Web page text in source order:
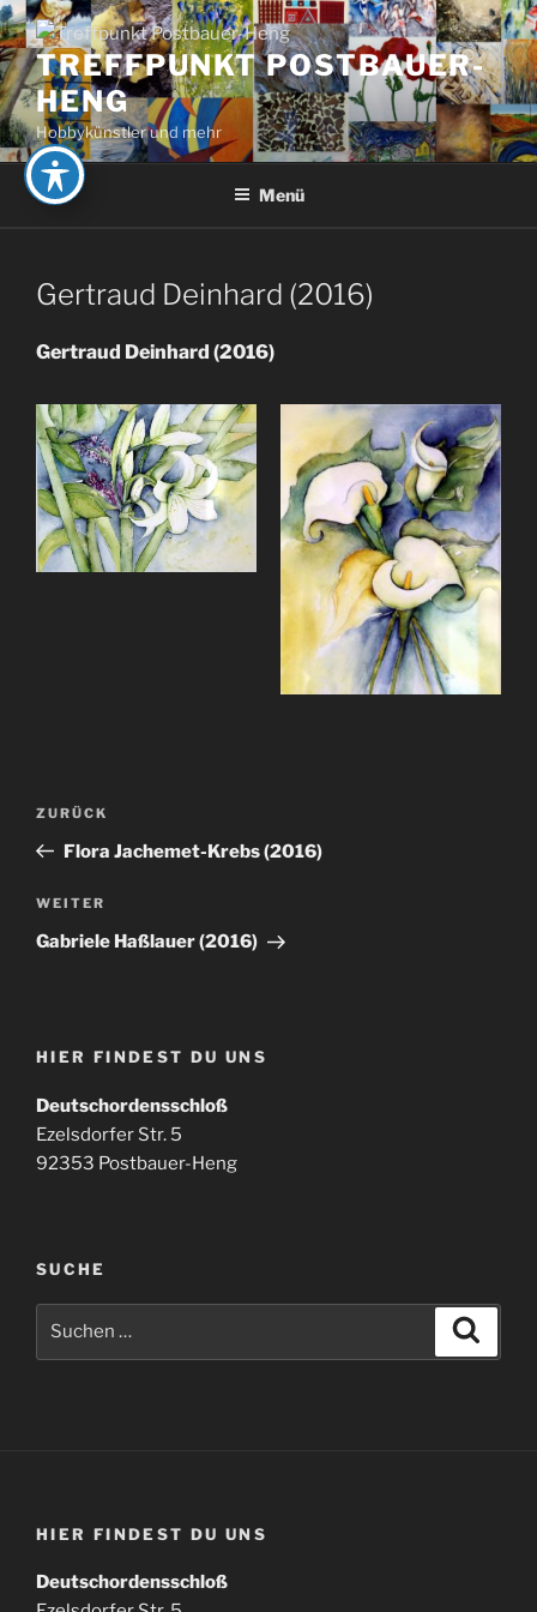
Zum
Inhalt
springenTREFFPUNKT POSTBAUER-
HENG
Hobbykünstler und mehr
Menü
Gertraud Deinhard (2016)
Gertraud Deinhard (2016)
Beitragsnavigation
Vorheriger
Beitrag
ZURÜCK
Flora Jachemet-Krebs (2016)
Nächster
Beitrag
WEITER
Gabriele Haßlauer (2016)
HIER FINDEST DU UNS
Deutschordensschloß
Ezelsdorfer Str. 5
92353 Postbauer-Heng
SUCHE
HIER FINDEST DU UNS
Deutschordensschloß